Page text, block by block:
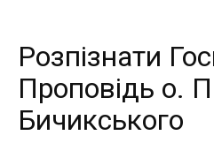
Розпізнати
Проповідь о.
Бичикського